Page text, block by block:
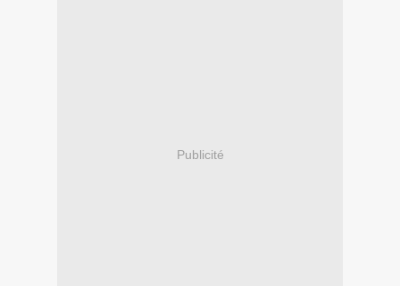
Publicité